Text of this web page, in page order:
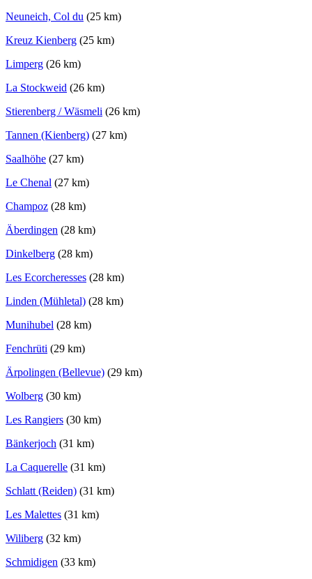
Neuneich, Col du (25 km)
Kreuz Kienberg (25 km)
Limperg (26 km)
La Stockweid (26 km)
Stierenberg / Wäsmeli (26 km)
Tannen (Kienberg) (27 km)
Saalhöhe (27 km)
Le Chenal (27 km)
Champoz (28 km)
Äberdingen (28 km)
Dinkelberg (28 km)
Les Ecorcheresses (28 km)
Linden (Mühletal) (28 km)
Munihubel (28 km)
Fenchrüti (29 km)
Ärpolingen (Bellevue) (29 km)
Wolberg (30 km)
Les Rangiers (30 km)
Bänkerjoch (31 km)
La Caquerelle (31 km)
Schlatt (Reiden) (31 km)
Les Malettes (31 km)
Wiliberg (32 km)
Schmidigen (33 km)